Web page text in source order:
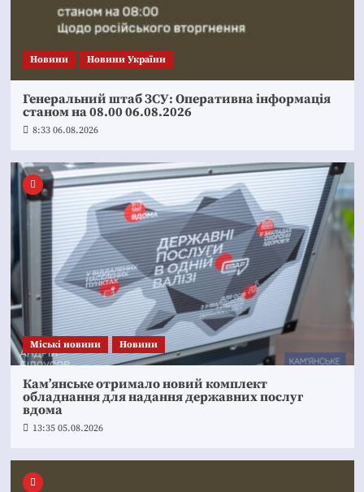
Новини Новини України
Генеральний штаб ЗСУ: Оперативна інформація
станом на 08.00 06.08.2026
8:33 06.08.2026
Mіські новини Новини
Кам’янське отримало новий комплект
обладнання для надання державних послуг
вдома
13:35 05.08.2026